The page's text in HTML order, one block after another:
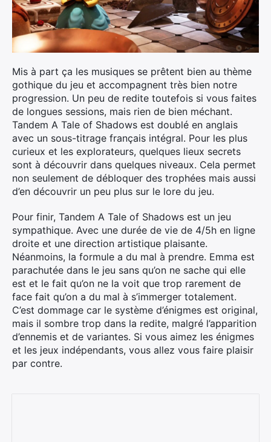
Mis à part ça les musiques se prêtent bien au thème
gothique du jeu et accompagnent très bien notre
progression. Un peu de redite toutefois si vous faites
de longues sessions, mais rien de bien méchant.
Tandem A Tale of Shadows est doublé en anglais
avec un sous-titrage français intégral. Pour les plus
curieux et les explorateurs, quelques lieux secrets
sont à découvrir dans quelques niveaux. Cela permet
non seulement de débloquer des trophées mais aussi
d’en découvrir un peu plus sur le lore du jeu.
Pour finir, Tandem A Tale of Shadows est un jeu
sympathique. Avec une durée de vie de 4/5h en ligne
droite et une direction artistique plaisante.
Néanmoins, la formule a du mal à prendre. Emma est
parachutée dans le jeu sans qu’on ne sache qui elle
est et le fait qu’on ne la voit que trop rarement de
face fait qu’on a du mal à s’immerger totalement.
C’est dommage car le système d’énigmes est original,
mais il sombre trop dans la redite, malgré l’apparition
d’ennemis et de variantes. Si vous aimez les énigmes
et les jeux indépendants, vous allez vous faire plaisir
par contre.